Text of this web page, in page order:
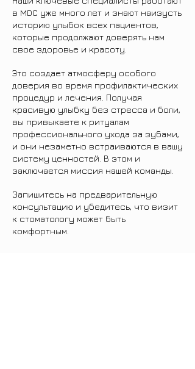
в MDC уже много лет и знают наизусть
историю улыбок всех пациентов,
которые продолжают доверять нам
свое здоровье и красоту.
Это создает атмосферу особого
доверия во время профилактических
процедур и лечения. Получая
красивую улыбку без стресса и боли,
вы привыкаете к ритуалам
профессионального ухода за зубами,
и они незаметно встраиваются в вашу
систему ценностей. В этом и
заключается миссия нашей команды.
Запишитесь на предварительную
консультацию и убедитесь, что визит
к стоматологу может быть
комфортным.